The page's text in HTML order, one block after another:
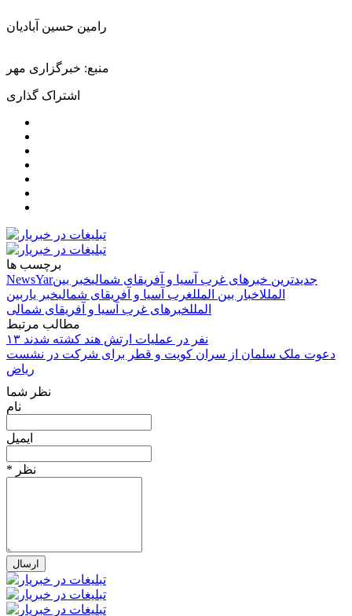
رامین حسین آبادیان
منبع: خبرگزاری مهر
اشتراک گذاری
برچسب ها
NewsYar
جدیدترین خبرهای غرب آسیا و آفریقای شمالیخبر بین
المللاخبار بین المللغرب آسیا و آفریقای شمالیخبر یار بین
المللخبرهای غرب آسیا و آفریقای شمالی
مطالب مرتبط
۱۳ نفر در عملیات ارتش هند کشته شدند
دعوت ملک سلمان از سران کویت و قطر برای شرکت در نشست
ریاض
نظر شما
نام
ایمیل
* نظر